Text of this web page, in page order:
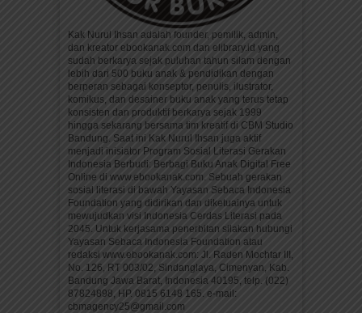
Kak Nurul Ihsan adalah founder, pemilik, admin,
dan kreator ebookanak.com dan elibrary.id yang
sudah berkarya sejak puluhan tahun silam dengan
lebih dari 500 buku anak & pendidikan dengan
berperan sebagai konseptor, penulis, ilustrator,
komikus, dan desainer buku anak yang terus tetap
konsisten dan produktif berkarya sejak 1999
hingga sekarang bersama tim kreatif di CBM Studio
Bandung. Saat ini Kak Nurul Ihsan juga aktif
menjadi inisiator Program Sosial Literasi Gerakan
Indonesia Berbudi: Berbagi Buku Anak Digital Free
Online di www.ebookanak.com. Sebuah gerakan
sosial literasi di bawah Yayasan Sebaca Indonesia
Foundation yang didirikan dan diketuainya untuk
mewujudkan visi Indonesia Cerdas Literasi pada
2045. Untuk kerjasama penerbitan silakan hubungi
Yayasan Sebaca Indonesia Foundation atau
redaksi www.ebookanak.com: Jl. Raden Mochtar III,
No. 126, RT 003/02, Sindanglaya, Cimenyan, Kab.
Bandung Jawa Barat, Indonesia 40195, telp. (022)
87824898, HP. 0815 6148 165. e-mail:
cbmagency25@gmail.com